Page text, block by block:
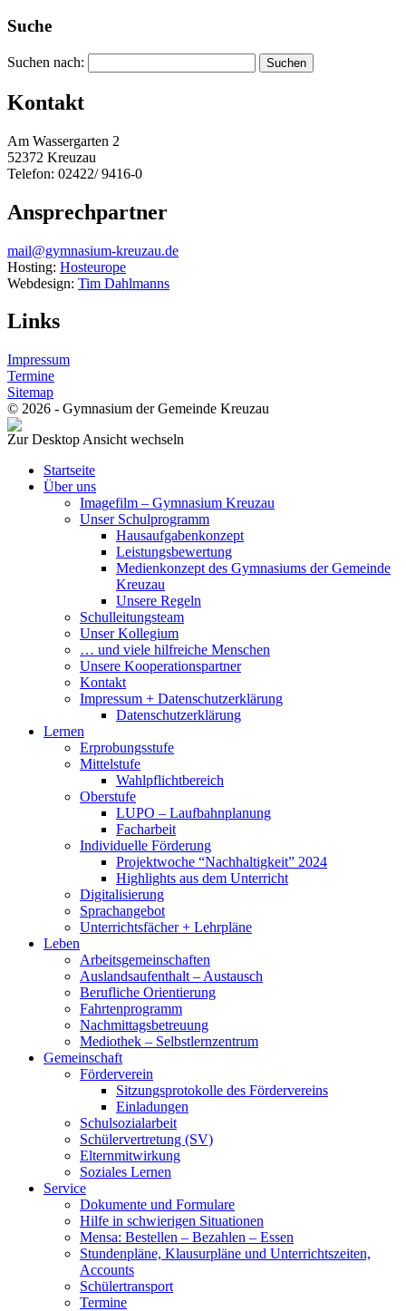
Suche
Suchen nach:
Kontakt
Am Wassergarten 2
52372 Kreuzau
Telefon: 02422/ 9416-0
Ansprechpartner
mail@gymnasium-kreuzau.de
Hosting: Hosteurope
Webdesign: Tim Dahlmanns
Links
Impressum
Termine
Sitemap
© 2026 - Gymnasium der Gemeinde Kreuzau
Zur Desktop Ansicht wechseln
Startseite
Über uns
Imagefilm – Gymnasium Kreuzau
Unser Schulprogramm
Hausaufgabenkonzept
Leistungsbewertung
Medienkonzept des Gymnasiums der Gemeinde
Kreuzau
Unsere Regeln
Schulleitungsteam
Unser Kollegium
… und viele hilfreiche Menschen
Unsere Kooperationspartner
Kontakt
Impressum + Datenschutzerklärung
Datenschutzerklärung
Lernen
Erprobungsstufe
Mittelstufe
Wahlpflichtbereich
Oberstufe
LUPO – Laufbahnplanung
Facharbeit
Individuelle Förderung
Projektwoche “Nachhaltigkeit” 2024
Highlights aus dem Unterricht
Digitalisierung
Sprachangebot
Unterrichtsfächer + Lehrpläne
Leben
Arbeitsgemeinschaften
Auslandsaufenthalt – Austausch
Berufliche Orientierung
Fahrtenprogramm
Nachmittagsbetreuung
Mediothek – Selbstlernzentrum
Gemeinschaft
Förderverein
Sitzungsprotokolle des Fördervereins
Einladungen
Schulsozialarbeit
Schülervertretung (SV)
Elternmitwirkung
Soziales Lernen
Service
Dokumente und Formulare
Hilfe in schwierigen Situationen
Mensa: Bestellen – Bezahlen – Essen
Stundenpläne, Klausurpläne und Unterrichtszeiten,
Accounts
Schülertransport
Termine